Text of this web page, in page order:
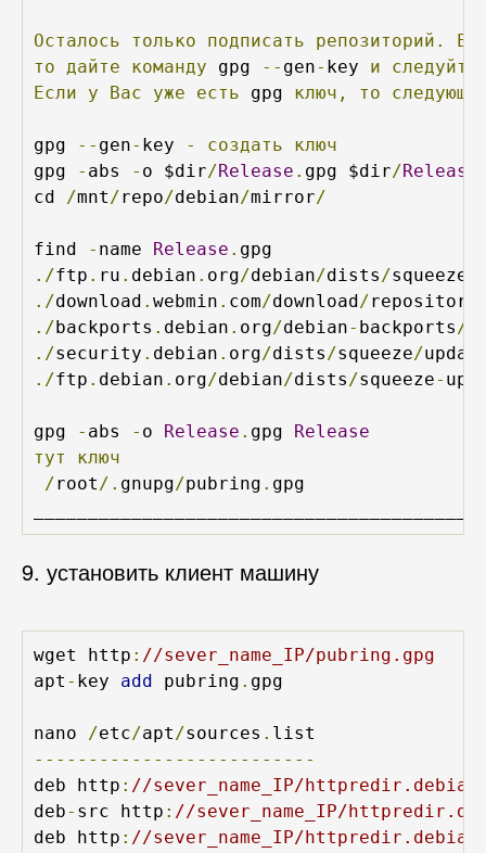
Осталось только подписать репозиторий.
то
дайте команду gpg -- gen- key и
следуйте
Если
у Вас уже есть gpg ключ, то
gpg -- gen- key - создать
ключ
gpg
- abs - o $dir/Release . gpg $dir/Release
cd
/mnt /repo/debian/mirror/
find - name Release .
./ftp . ru . debian . org/debian/dists /squeeze
./download . webmin . com/download/repository
./backports . debian . org/debian- backports /
./security . debian . org/dists /squeeze/
./ftp . debian . org/debian/dists /squeeze-
gpg - abs - o Release . gpg Release
тут
ключ
/root /. gnupg/pubring . gpg
9. установить клиент машину
wget http : //sever_name_IP/pubring.gpg
apt - key add pubring . gpg
nano /etc/apt /sources .
--------------------------
deb http : //sever_name_IP/
deb- src http : //sever_name_IP/
deb http : //sever_name_IP/